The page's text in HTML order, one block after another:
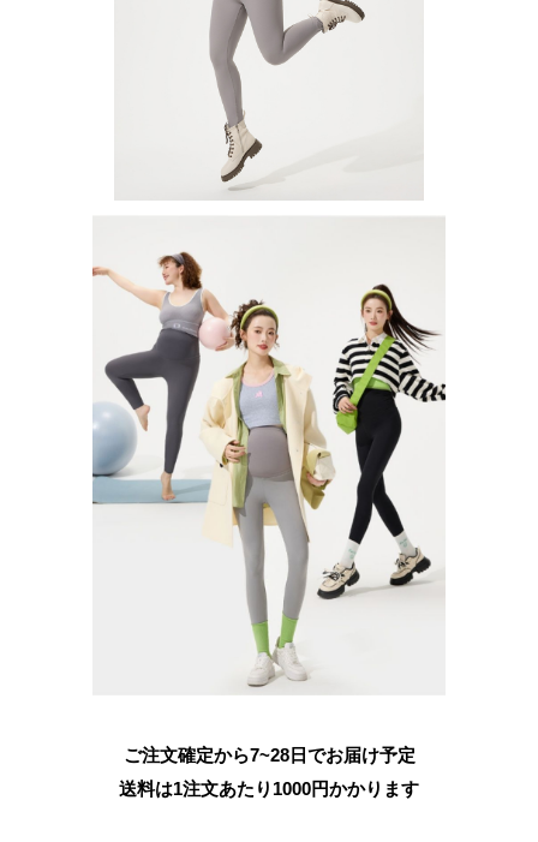
ご注文確定から7~28日でお届け予定
送料は1注文あたり 1000円かかります